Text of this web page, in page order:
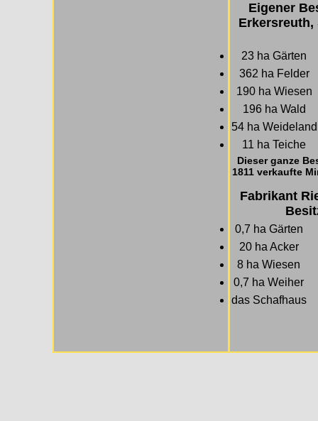
Eigener
Erkersreuth,
23 ha Gärten
362 ha Felder
190 ha Wiesen
196 ha Wald
54 ha Weideland
11 ha Teiche
Dieser ganze
1811 verkaufte
Fabrikant
0,7 ha Gärten
20 ha Acker
8 ha Wiesen
0,7 ha Weiher
das Schafhaus